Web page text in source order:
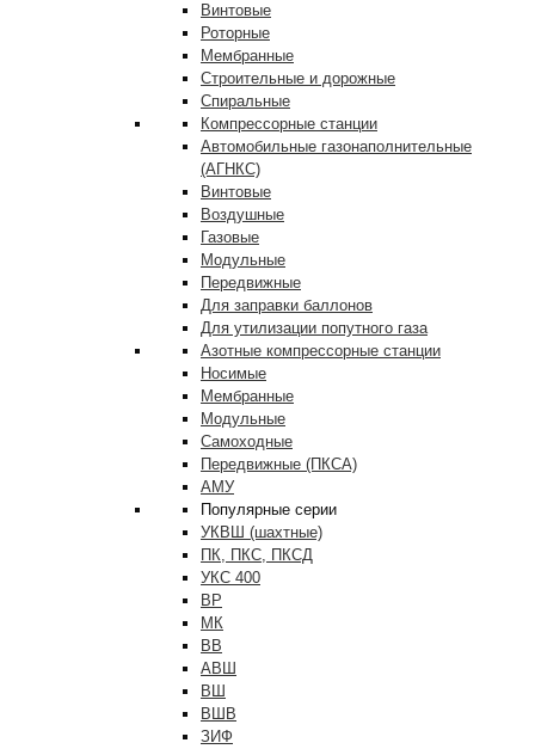
Винтовые
Роторные
Мембранные
Строительные и дорожные
Спиральные
Компрессорные станции
Автомобильные газонаполнительные
(АГНКС)
Винтовые
Воздушные
Газовые
Модульные
Передвижные
Для заправки баллонов
Для утилизации попутного газа
Азотные компрессорные станции
Носимые
Мембранные
Модульные
Самоходные
Передвижные (ПКСА)
АМУ
Популярные серии
УКВШ (шахтные)
ПК, ПКС, ПКСД
УКС 400
ВР
МК
ВВ
АВШ
ВШ
ВШВ
ЗИФ